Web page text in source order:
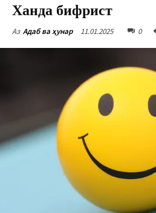
Ханда бифрист
Аз Адаб ва ҳунар 11.01.2025 0